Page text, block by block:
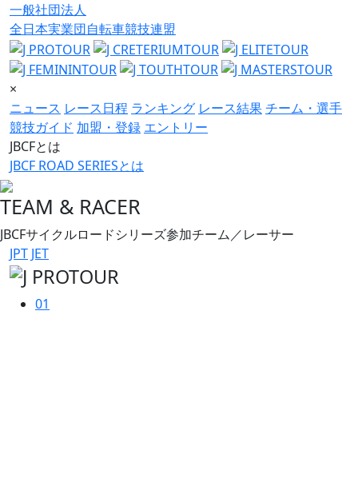
一般社団法人
全日本実業団自転車競技連盟
×
ニュース レース日程 ランキング レース結果チーム・選手
競技ガイド 加盟・登録 エントリー
JBCFとは
JBCF ROAD SERIESとは
TEAM & RACER
JBCFサイクルロードシリーズ参加チーム／レーサー
JPT JET
01